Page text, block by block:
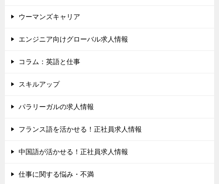
ウーマンズキャリア
エンジニア向けグローバル求人情報
コラム：英語と仕事
スキルアップ
パラリーガルの求人情報
フランス語を活かせる！正社員求人情報
中国語が活かせる！正社員求人情報
仕事に関する悩み・不満